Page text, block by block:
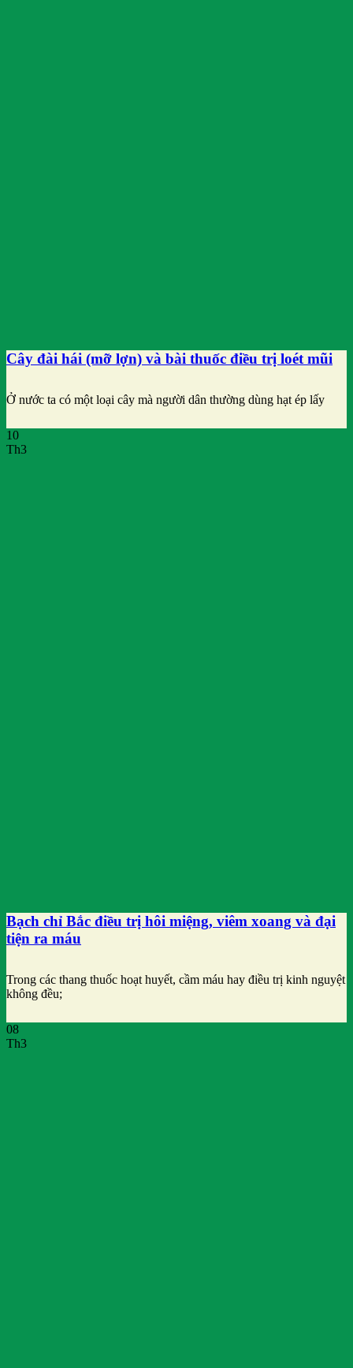
Cây đài hái (mỡ lợn) và bài thuốc điều trị loét mũi
Ở nước ta có một loại cây mà người dân thường dùng hạt ép lấy
10
Th3
Bạch chỉ Bắc điều trị hôi miệng, viêm xoang và đại
tiện ra máu
Trong các thang thuốc hoạt huyết, cầm máu hay điều trị kinh nguyệt
không đều;
08
Th3